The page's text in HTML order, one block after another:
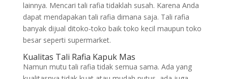
lainnya. Mencari tali rafia tidaklah susah. Karena Anda
dapat mendapakan tali rafia dimana saja. Tali rafia
banyak dijual ditoko-toko baik toko kecil maupun toko
besar seperti supermarket.
Kualitas Tali Rafia Kapuk Mas
Namun mutu tali rafia tidak semua sama. Ada yang